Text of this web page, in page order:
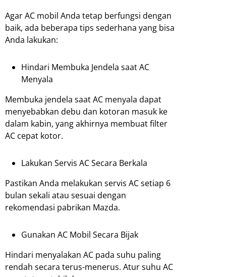
Agar AC mobil Anda tetap berfungsi dengan
baik, ada beberapa tips sederhana yang bisa
Anda lakukan:
Hindari Membuka Jendela saat AC
Menyala
Membuka jendela saat AC menyala dapat
menyebabkan debu dan kotoran masuk ke
dalam kabin, yang akhirnya membuat filter
AC cepat kotor.
Lakukan Servis AC Secara Berkala
Pastikan Anda melakukan servis AC setiap 6
bulan sekali atau sesuai dengan
rekomendasi pabrikan Mazda.
Gunakan AC Mobil Secara Bijak
Hindari menyalakan AC pada suhu paling
rendah secara terus-menerus. Atur suhu AC